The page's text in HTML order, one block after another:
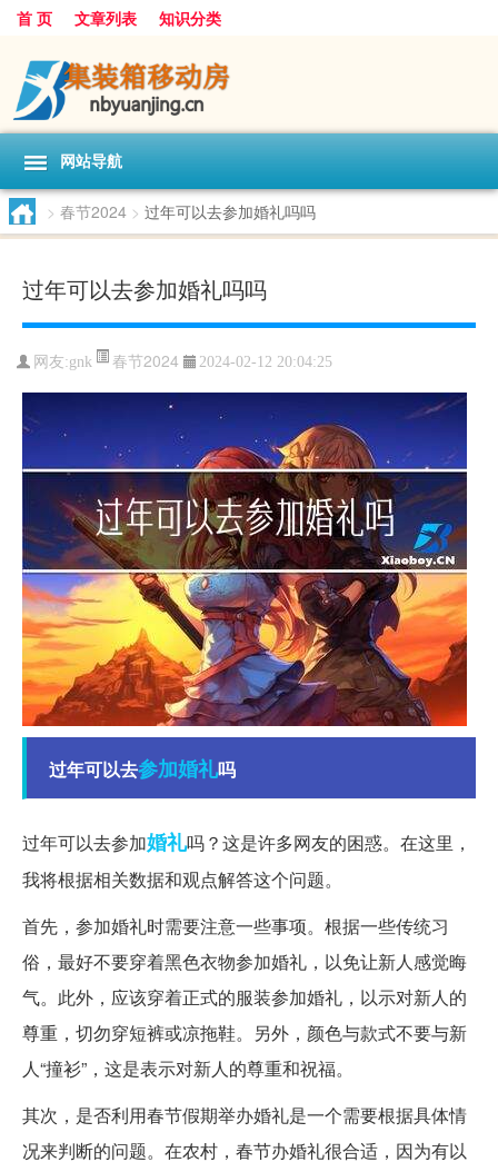
首 页 文章列表 知识分类
网站导航
> 春节2024 > 过年可以去参加婚礼吗吗
过年可以去参加婚礼吗吗
网友:gnk 春节2024 2024-02-12 20:04:25
过年可以去参加婚礼吗
过年可以去参加婚礼吗？这是许多网友的困惑。在这里，
我将根据相关数据和观点解答这个问题。
首先，参加婚礼时需要注意一些事项。根据一些传统习
俗，最好不要穿着黑色衣物参加婚礼，以免让新人感觉晦
气。此外，应该穿着正式的服装参加婚礼，以示对新人的
尊重，切勿穿短裤或凉拖鞋。另外，颜色与款式不要与新
人“撞衫”，这是表示对新人的尊重和祝福。
其次，是否利用春节假期举办婚礼是一个需要根据具体情
况来判断的问题。在农村，春节办婚礼很合适，因为有以